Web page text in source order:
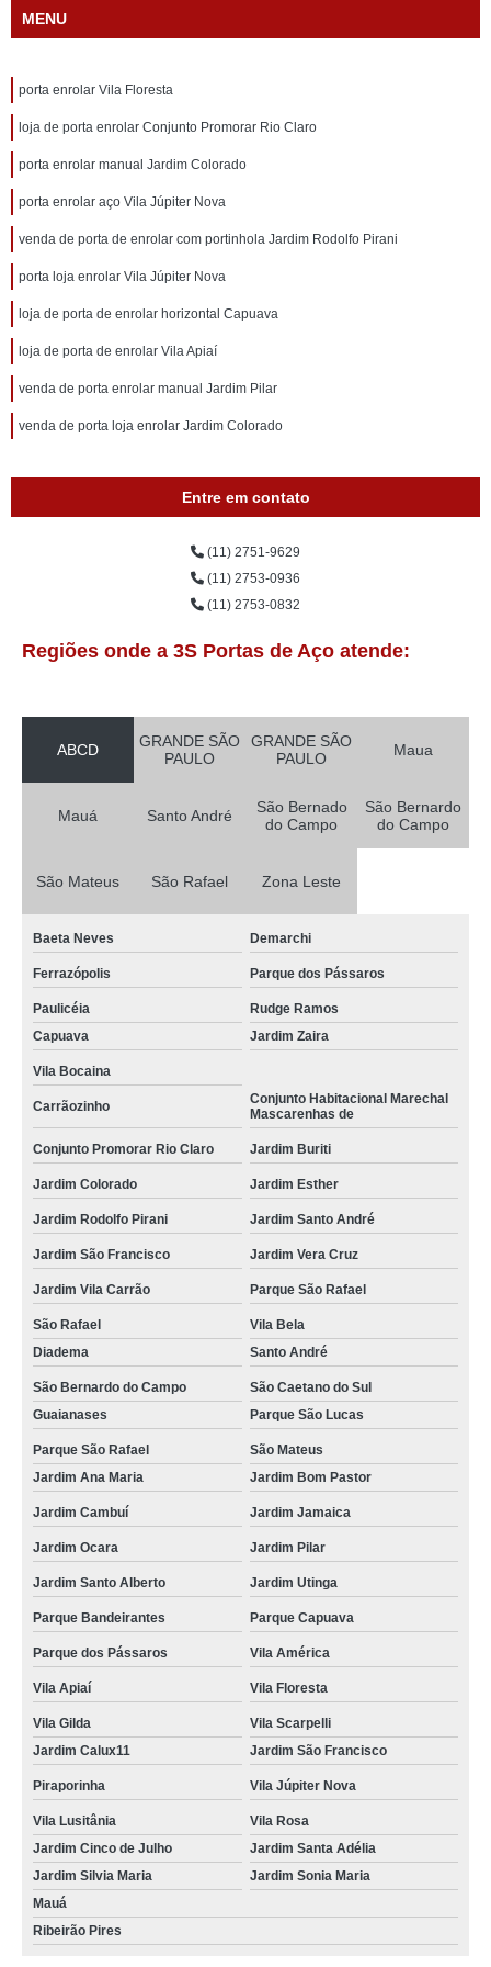
MENU
porta enrolar Vila Floresta
loja de porta enrolar Conjunto Promorar Rio Claro
porta enrolar manual Jardim Colorado
porta enrolar aço Vila Júpiter Nova
venda de porta de enrolar com portinhola Jardim Rodolfo Pirani
porta loja enrolar Vila Júpiter Nova
loja de porta de enrolar horizontal Capuava
loja de porta de enrolar Vila Apiaí
venda de porta enrolar manual Jardim Pilar
venda de porta loja enrolar Jardim Colorado
Entre em contato
(11) 2751-9629
(11) 2753-0936
(11) 2753-0832
Regiões onde a 3S Portas de Aço atende:
ABCD
GRANDE SÃO
PAULO
GRANDE SÃO
PAULO
Maua
Mauá Santo André
São Bernado
do Campo
São Bernardo
do Campo
São Mateus São Rafael Zona Leste
Baeta Neves Demarchi
Ferrazópolis Parque dos Pássaros
Paulicéia
Rudge Ramos
Capuava
Jardim Zaira
Vila Bocaina
Carrãozinho
Conjunto Habitacional Marechal
Mascarenhas de
Conjunto Promorar Rio Claro Jardim Buriti
Jardim Colorado Jardim Esther
Jardim Rodolfo Pirani Jardim Santo André
Jardim São Francisco Jardim Vera Cruz
Jardim Vila Carrão Parque São Rafael
São Rafael
Vila Bela
Diadema
Santo André
São Bernardo do Campo
São Caetano do Sul
Guaianases
Parque São Lucas
Parque São Rafael
São Mateus
Jardim Ana Maria
Jardim Bom Pastor
Jardim Cambuí Jardim Jamaica
Jardim Ocara Jardim Pilar
Jardim Santo Alberto Jardim Utinga
Parque Bandeirantes Parque Capuava
Parque dos Pássaros Vila América
Vila Apiaí Vila Floresta
Vila Gilda
Vila Scarpelli
Jardim Calux11
Jardim São Francisco
Piraporinha Vila Júpiter Nova
Vila Lusitânia
Vila Rosa
Jardim Cinco de Julho
Jardim Santa Adélia
Jardim Silvia Maria
Jardim Sonia Maria
Mauá
Ribeirão Pires